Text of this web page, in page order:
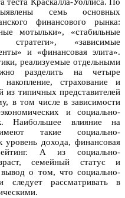
Краскалла-Уоллиса. По
семь основных
финансового рынка:
мотыльки», «стабильные
стратеги», «зависимые
и «финансовая элита».
реализуемые отдельными
разделить на четыре
страхование и
типичных представителей
в том числе в зависимости
и социально-
Наибольшее влияние на
такие социально-
уровень дохода, финансовая
А из социально-
семейный статус и
о том, что социально-
следует рассматривать в